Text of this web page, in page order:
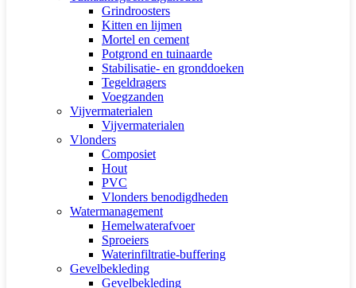
Grindroosters
Kitten en lijmen
Mortel en cement
Potgrond en tuinaarde
Stabilisatie- en gronddoeken
Tegeldragers
Voegzanden
Vijvermaterialen
Vijvermaterialen
Vlonders
Composiet
Hout
PVC
Vlonders benodigdheden
Watermanagement
Hemelwaterafvoer
Sproeiers
Waterinfiltratie-buffering
Gevelbekleding
Gevelbekleding